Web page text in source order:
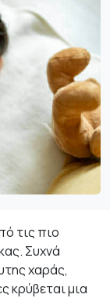
τις πιο
Συχνά
χαράς,
κρύβεται μια